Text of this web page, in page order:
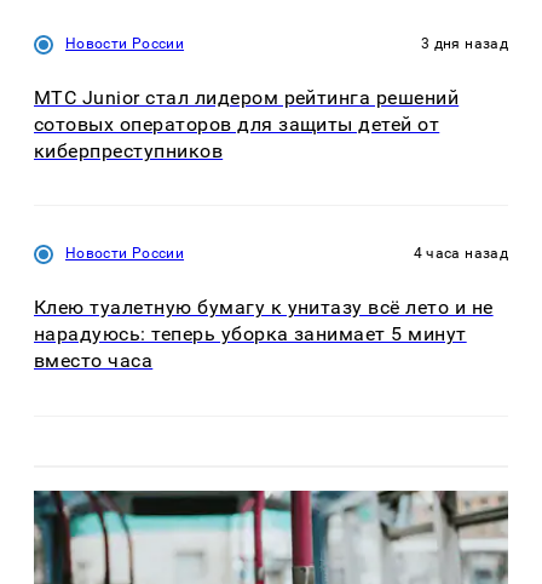
Новости России 3 дня назад
МТС Junior стал лидером рейтинга решений
сотовых операторов для защиты детей от
киберпреступников
Новости России 4 часа назад
Клею туалетную бумагу к унитазу всё лето и не
нарадуюсь: теперь уборка занимает 5 минут
вместо часа